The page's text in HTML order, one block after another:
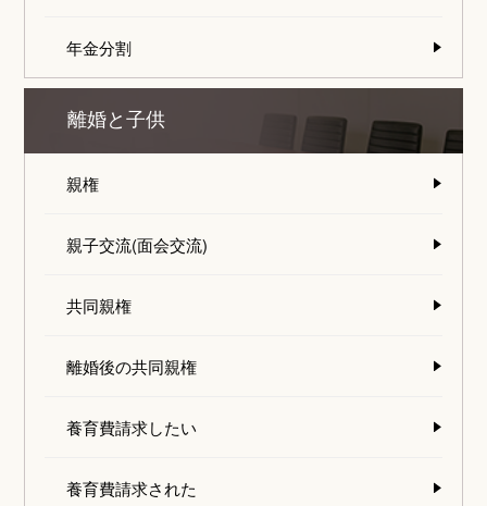
年金分割
離婚と子供
親権
親子交流(面会交流)
共同親権
離婚後の共同親権
養育費請求したい
養育費請求された